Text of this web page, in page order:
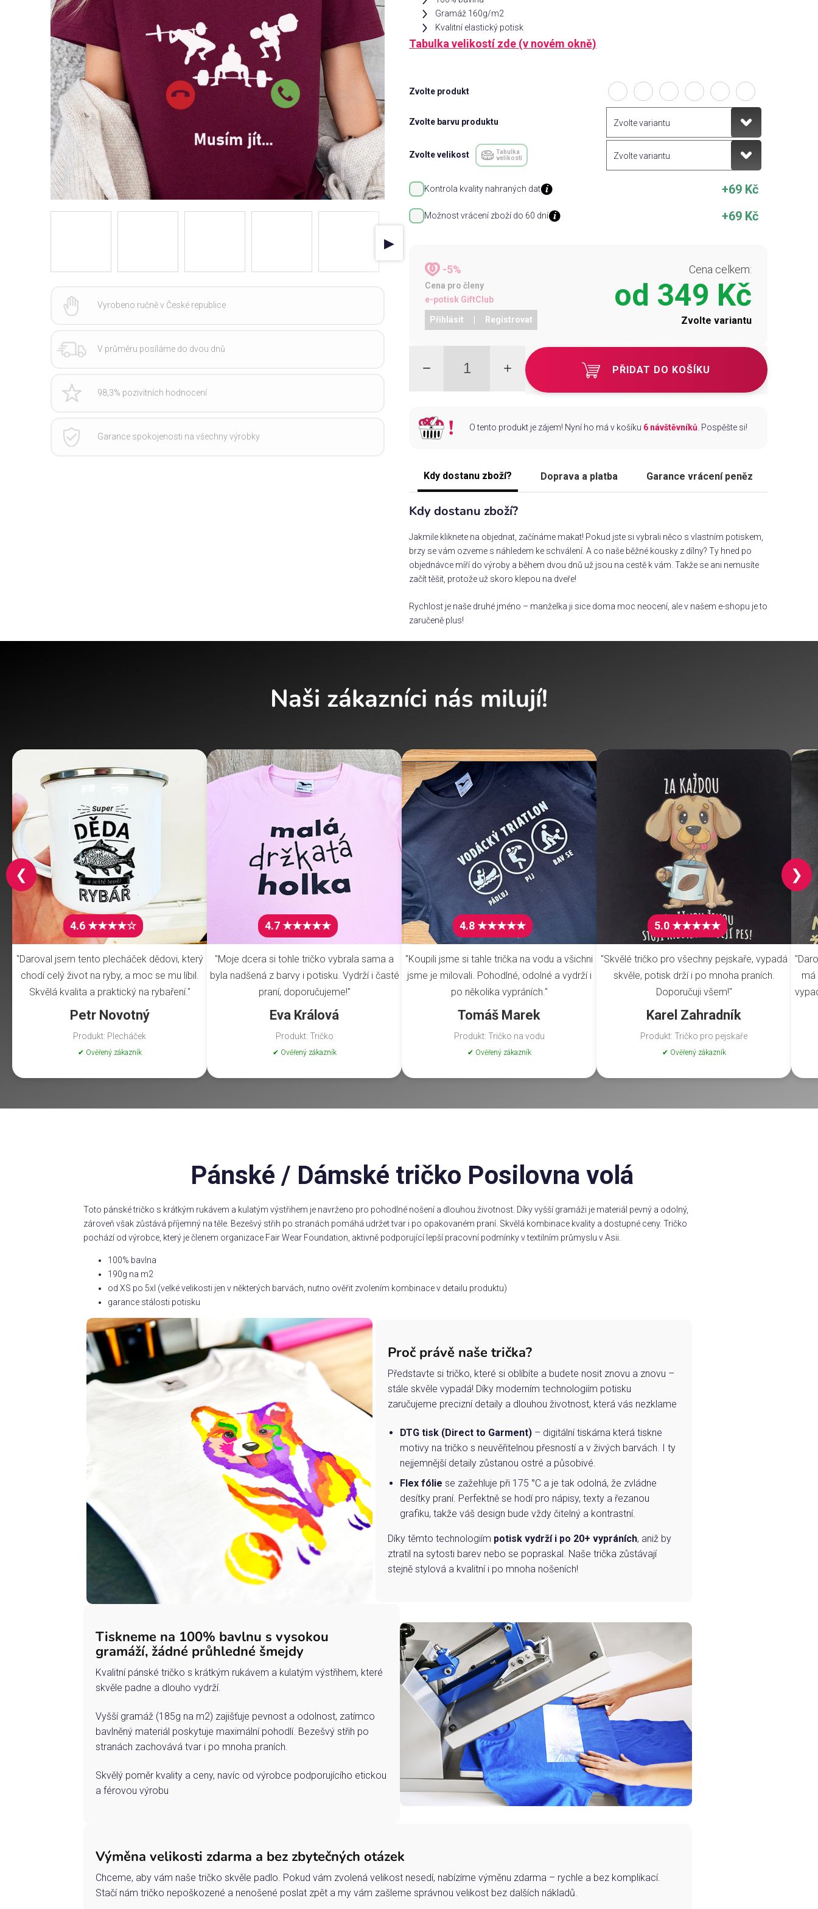
Gramáž 160g/m2
Kvalitní elastický potisk
Tabulka velikostí zde (v novém okně)
Zvolte produkt
Zvolte barvu produktu
Zvolte velikost
Tabulka
velikostí
Kontrola kvality nahraných dat +69 Kč
Možnost vrácení zboží do 60 dní +69 Kč
-5%
Cena pro členy
e-potisk GiftClub
Přihlásit Registrovat
Cena celkem:
od 349 Kč
Zvolte variantu
PŘIDAT DO KOŠÍKU
O tento produkt je zájem! Nyní ho má v košíku 6 návštěvníků. Pospěšte si!
Kdy dostanu zboží? Doprava a platba Garance vrácení peněz
Kdy dostanu zboží?
Jakmile kliknete na objednat, začínáme makat! Pokud jste si vybrali něco s vlastním potiskem,
brzy se vám ozveme s náhledem ke schválení. A co naše běžné kousky z dílny? Ty hned po
objednávce míří do výroby a během dvou dnů už jsou na cestě k vám. Takže se ani nemusíte
začít těšit, protože už skoro klepou na dveře!
Rychlost je naše druhé jméno – manželka ji sice doma moc neocení, ale v našem e-shopu je to
zaručeně plus!
▶
Vyrobeno ručně v České republice
V průměru posíláme do dvou dnů
98,3% pozivitních hodnocení
Garance spokojenosti na všechny výrobky
Naši zákazníci nás milují!
4.6 ★★★★☆
"Daroval jsem tento plecháček dědovi, který
chodí celý život na ryby, a moc se mu líbil.
Skvělá kvalita a praktický na rybaření."
Petr Novotný
Produkt: Plecháček
✔ Ověřený zákazník
4.7 ★★★★★
"Moje dcera si tohle tričko vybrala sama a
byla nadšená z barvy i potisku. Vydrží i časté
praní, doporučujeme!"
Eva Králová
Produkt: Tričko
✔ Ověřený zákazník
4.8 ★★★★★
"Koupili jsme si tahle trička na vodu a všichni
jsme je milovali. Pohodlné, odolné a vydrží i
po několika vypráních."
Tomáš Marek
Produkt: Tričko na vodu
✔ Ověřený zákazník
5.0 ★★★★★
"Skvělé tričko pro všechny pejskaře, vypadá
skvěle, potisk drží i po mnoha praních.
Doporučuji všem!"
Karel Zahradník
Produkt: Tričko pro pejskaře
✔ Ověřený zákazník
má
❮ ❯
Pánské / Dámské tričko Posilovna volá
Toto pánské tričko s krátkým rukávem a kulatým výstřihem je navrženo pro pohodlné nošení a dlouhou životnost. Díky vyšší gramáži je materiál pevný a odolný,
zároveň však zůstává příjemný na těle. Bezešvý střih po stranách pomáhá udržet tvar i po opakovaném praní. Skvělá kombinace kvality a dostupné ceny. Tričko
pochází od výrobce, který je členem organizace Fair Wear Foundation, aktivně podporující lepší pracovní podmínky v textilním průmyslu v Asii.
100% bavlna
190g na m2
od XS po 5xl (velké velikosti jen v některých barvách, nutno ověřit zvolením kombinace v detailu produktu)
garance stálosti potisku
Proč právě naše trička?
Představte si tričko, které si oblíbíte a budete nosit znovu a znovu –
stále skvěle vypadá! Díky moderním technologiím potisku
zaručujeme precizní detaily a dlouhou životnost, která vás nezklame
DTG tisk (Direct to Garment)– digitální tiskárna která tiskne
motivy na tričko s neuvěřitelnou přesností a v živých barvách. I ty
nejjemnější detaily zůstanou ostré a působivé.
Flex fólie se zažehluje při 175 °C a je tak odolná, že zvládne
desítky praní. Perfektně se hodí pro nápisy, texty a řezanou
grafiku, takže váš design bude vždy čitelný a kontrastní.
Díky těmto technologiím potisk vydrží i po 20+ vypráních, aniž by
ztratil na sytosti barev nebo se popraskal. Naše trička zůstávají
stejně stylová a kvalitní i po mnoha nošeních!
Tiskneme na 100% bavlnu s vysokou
gramáží, žádné průhledné šmejdy
Kvalitní pánské tričko s krátkým rukávem a kulatým výstřihem, které
skvěle padne a dlouho vydrží.
Vyšší gramáž (185g na m2) zajišťuje pevnost a odolnost, zatímco
bavlněný materiál poskytuje maximální pohodlí. Bezešvý střih po
stranách zachovává tvar i po mnoha praních.
Skvělý poměr kvality a ceny, navíc od výrobce podporujícího etickou
a férovou výrobu
Výměna velikosti zdarma a bez zbytečných otázek
Chceme, aby vám naše tričko skvěle padlo. Pokud vám zvolená velikost nesedí, nabízíme výměnu zdarma – rychle a bez komplikací.
Stačí nám tričko nepoškozené a nenošené poslat zpět a my vám zašleme správnou velikost bez dalších nákladů.